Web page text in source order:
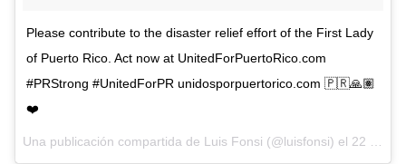
Please contribute to the disaster relief effort of the First Lady
of Puerto Rico. Act now at UnitedForPuertoRico.com
#PRStrong #UnitedForPR unidosporpuertorico.com 🇵🇷🙏🏽
❤️
Una publicación compartida de Luis Fonsi (@luisfonsi) el 22 de Sep de 2017 a la(s) 9:52 PDT